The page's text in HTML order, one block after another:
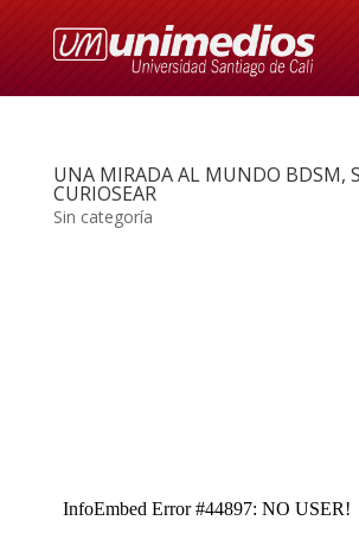
UNA MIRADA AL MUNDO BDSM,
CURIOSEAR
Sin categoría